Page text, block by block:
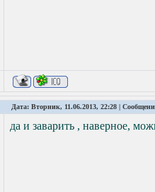
Дата: Вторник, 11.06.2013, 22:28 |
да и заварить , наверное,